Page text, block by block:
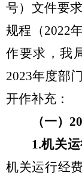
号） 文件要
规程（2022
作要求，我
2023年度部
开作补充：
（一）
1.机关
机关运行经